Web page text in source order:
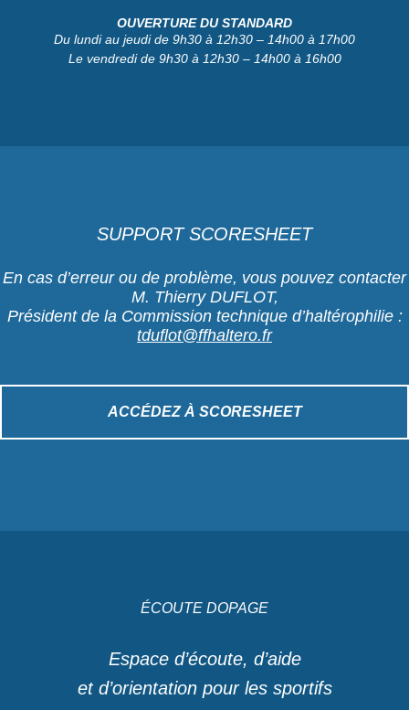
OUVERTURE DU STANDARD
Du lundi au jeudi de 9h30 à 12h30 – 14h00 à 17h00
Le vendredi de 9h30 à 12h30 – 14h00 à 16h00
SUPPORT SCORESHEET
En cas d’erreur ou de problème, vous pouvez contacter
M. Thierry DUFLOT,
Président de la Commission technique d’haltérophilie :
tduflot@ffhaltero.fr
ACCÉDEZ À SCORESHEET
ÉCOUTE DOPAGE
Espace d’écoute, d’aide
et d’orientation pour les sportifs